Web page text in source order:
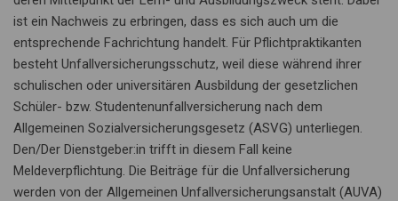
ist ein Nachweis zu erbringen, dass es sich auch um die
entsprechende Fachrichtung handelt. Für Pflichtpraktikanten
besteht Unfallversicherungsschutz, weil diese während ihrer
schulischen oder universitären Ausbildung der gesetzlichen
Schüler- bzw. Studentenunfallversicherung nach dem
Allgemeinen Sozialversicherungsgesetz (ASVG) unterliegen.
Den/Der Dienstgeber:in trifft in diesem Fall keine
Meldeverpflichtung. Die Beiträge für die Unfallversicherung
werden von der Allgemeinen Unfallversicherungsanstalt (AUVA)